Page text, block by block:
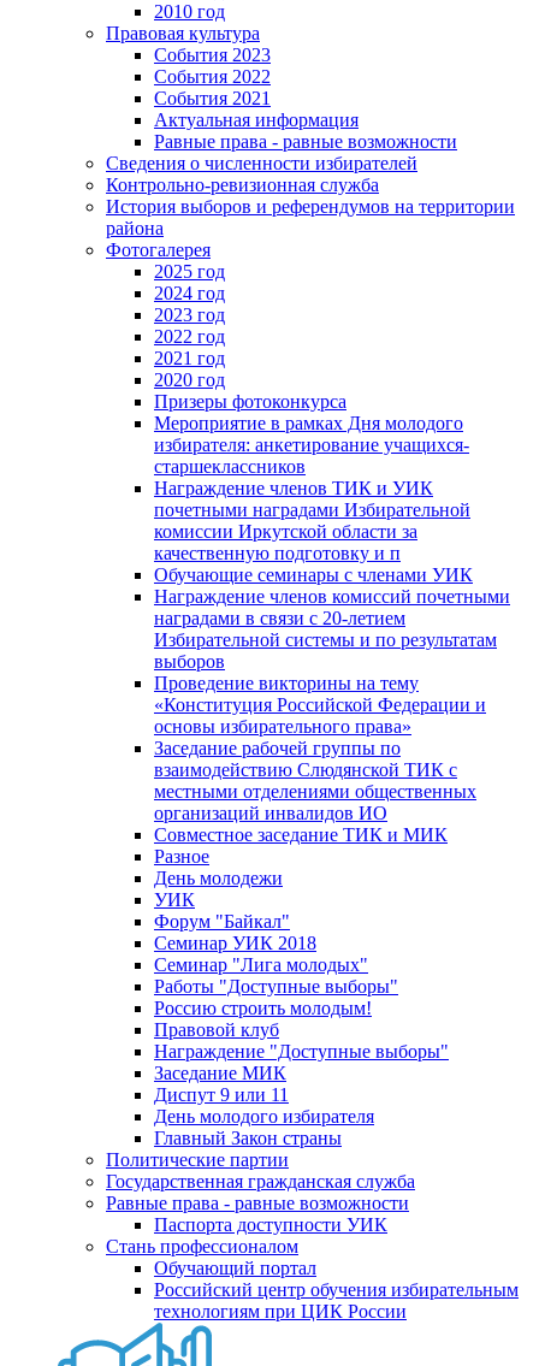
2010 год
Правовая культура
События 2023
События 2022
События 2021
Актуальная информация
Равные права - равные возможности
Сведения о численности избирателей
Контрольно-ревизионная служба
История выборов и референдумов на территории
района
Фотогалерея
2025 год
2024 год
2023 год
2022 год
2021 год
2020 год
Призеры фотоконкурса
Мероприятие в рамках Дня молодого
избирателя: анкетирование учащихся-
старшеклассников
Награждение членов ТИК и УИК
почетными наградами Избирательной
комиссии Иркутской области за
качественную подготовку и п
Обучающие семинары с членами УИК
Награждение членов комиссий почетными
наградами в связи с 20-летием
Избирательной системы и по результатам
выборов
Проведение викторины на тему
«Конституция Российской Федерации и
основы избирательного права»
Заседание рабочей группы по
взаимодействию Слюдянской ТИК с
местными отделениями общественных
организаций инвалидов ИО
Совместное заседание ТИК и МИК
Разное
День молодежи
УИК
Форум "Байкал"
Семинар УИК 2018
Семинар "Лига молодых"
Работы "Доступные выборы"
Россию строить молодым!
Правовой клуб
Награждение "Доступные выборы"
Заседание МИК
Диспут 9 или 11
День молодого избирателя
Главный Закон страны
Политические партии
Государственная гражданская служба
Равные права - равные возможности
Паспорта доступности УИК
Стань профессионалом
Обучающий портал
Российский центр обучения избирательным
технологиям при ЦИК России